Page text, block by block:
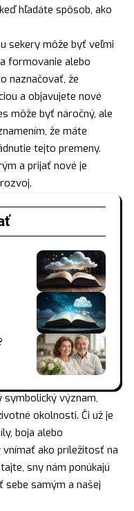
hľadáte spôsob, ako
sekery môže byť veľmi
formovanie alebo
naznačovať, že
a objavujete nové
môže byť náročný, ale
že máte
tejto premeny.
a prijať nové je
symbolický význam,
okolnosti. Či už je
boja alebo
ako príležitosť na
sny nám ponúkajú
sebe samým a našej